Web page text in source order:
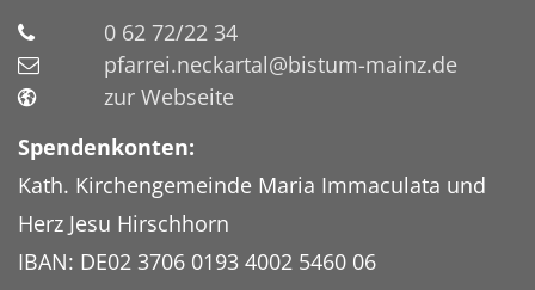
0 62 72/22 34
pfarrei.neckartal@bistum-mainz.de
zur Webseite
Spendenkonten:
Kath. Kirchengemeinde Maria Immaculata und
Herz Jesu Hirschhorn
IBAN: DE02 3706 0193 4002 5460 06